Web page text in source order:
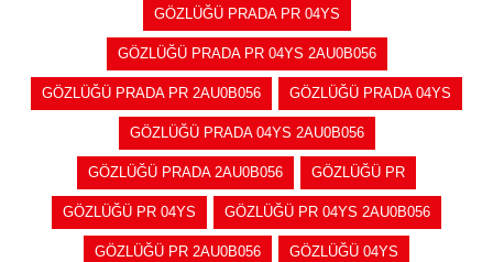
GÖZLÜĞÜ PRADA PR 04YS
GÖZLÜĞÜ PRADA PR 04YS 2AU0B056
GÖZLÜĞÜ PRADA PR 2AU0B056 GÖZLÜĞÜ PRADA 04YS
GÖZLÜĞÜ PRADA 04YS 2AU0B056
GÖZLÜĞÜ PRADA 2AU0B056 GÖZLÜĞÜ PR
GÖZLÜĞÜ PR 04YS GÖZLÜĞÜ PR 04YS 2AU0B056
GÖZLÜĞÜ PR 2AU0B056 GÖZLÜĞÜ 04YS